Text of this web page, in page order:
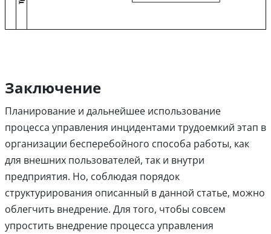
Заключение
Планирование и дальнейшее использование
процесса управления инцидентами трудоемкий этап в
организации бесперебойного способа работы, как
для внешних пользователей, так и внутри
предприятия. Но, соблюдая порядок
структурирования описанный в данной статье, можно
облегчить внедрение. Для того, чтобы совсем
упростить внедрение процесса управления